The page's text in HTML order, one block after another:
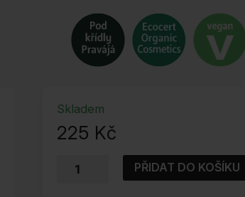
Skladem
225 Kč
Oční
stíny
PŘIDAT DO KOŠÍKU